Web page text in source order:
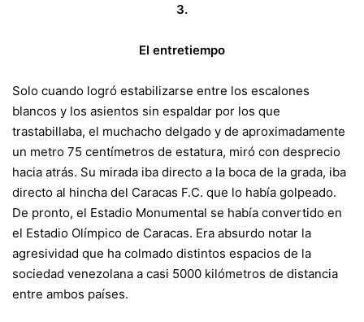
3.
El entretiempo
Solo cuando logró estabilizarse entre los escalones
blancos y los asientos sin espaldar por los que
trastabillaba, el muchacho delgado y de aproximadamente
un metro 75 centímetros de estatura, miró con desprecio
hacia atrás. Su mirada iba directo a la boca de la grada, iba
directo al hincha del Caracas F.C. que lo había golpeado.
De pronto, el Estadio Monumental se había convertido en
el Estadio Olímpico de Caracas. Era absurdo notar la
agresividad que ha colmado distintos espacios de la
sociedad venezolana a casi 5000 kilómetros de distancia
entre ambos países.